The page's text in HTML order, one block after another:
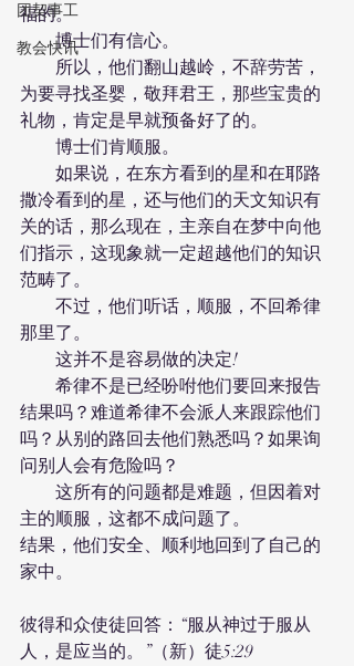
团契事工
教会快讯
福的。
博士们有信心。
所以，他们翻山越岭，不辞劳苦，
为要寻找圣婴，敬拜君王，那些宝贵的
礼物，肯定是早就预备好了的。
博士们肯顺服。
如果说，在东方看到的星和在耶路
撒冷看到的星，还与他们的天文知识有
关的话，那么现在，主亲自在梦中向他
们指示，这现象就一定超越他们的知识
范畴了。
不过，他们听话，顺服，不回希律
那里了。
这并不是容易做的决定!
希律不是已经吩咐他们要回来报告
结果吗？难道希律不会派人来跟踪他们
吗？从别的路回去他们熟悉吗？如果询
问别人会有危险吗？
这所有的问题都是难题，但因着对
主的顺服，这都不成问题了。
结果，他们安全、顺利地回到了自己的
家中。
彼得和众使徒回答：“服从神过于服从
人，是应当的。”（新）徒5:29